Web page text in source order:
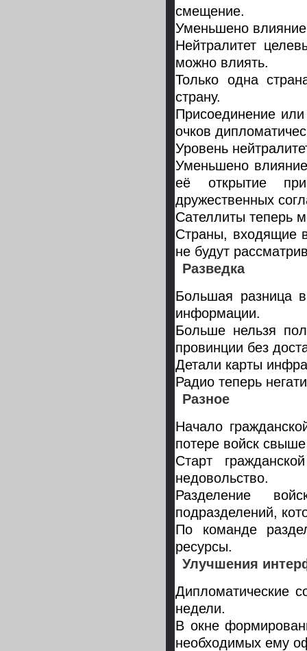
смещение.
Уменьшено
Нейтралитет
можно влиять.
Только одна
страну.
Присоединение
очков
Уровень
Уменьшено
её открытие
дружественных
Сателлиты теперь
Страны, входящие
не будут
Разведка
Большая разница
информации.
Больше нельзя
провинции без
Детали карты
Радио теперь
Разное
Начало
потере войск
Старт
недовольство.
Разделение
подразделений,
По команде
ресурсы.
Улучшения
Дипломатические
недели.
В окне
необходимых ему